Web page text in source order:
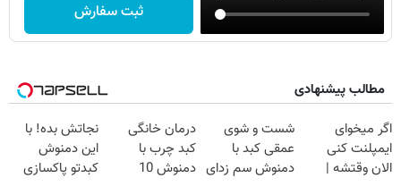
ثبت سفارش
مطالب پیشنهادی
اگر میخوای
ایمپلنت کنی
الان وقتشه |
شست و شوی
عمقی کبد با
دمنوش سم زدای
درمان خانگی
کبد چرب با
دمنوش 10
نجاتش بده! با
این دمنوش
کبدتو پاکسازی